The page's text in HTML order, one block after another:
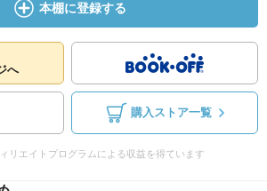
本棚に登録する
へ
購入ストア一覧
リエイトプログラムによる収益を得ています